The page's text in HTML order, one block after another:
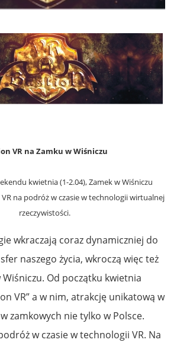
VR na Zamku w Wiśniczu
kwietnia (1-2.04), Zamek w Wiśniczu
na podróż w czasie w technologii wirtualnej
rzeczywistości.
wkraczają coraz dynamiczniej do
naszego życia, wkroczą więc też
Wiśniczu. Od początku kwietnia
VR” a w nim, atrakcję unikatową w
zamkowych nie tylko w Polsce.
w czasie w technologii VR. Na